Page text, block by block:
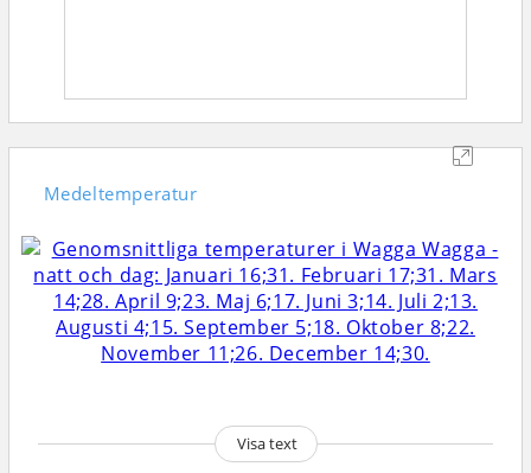
Medeltemperatur
Visa text